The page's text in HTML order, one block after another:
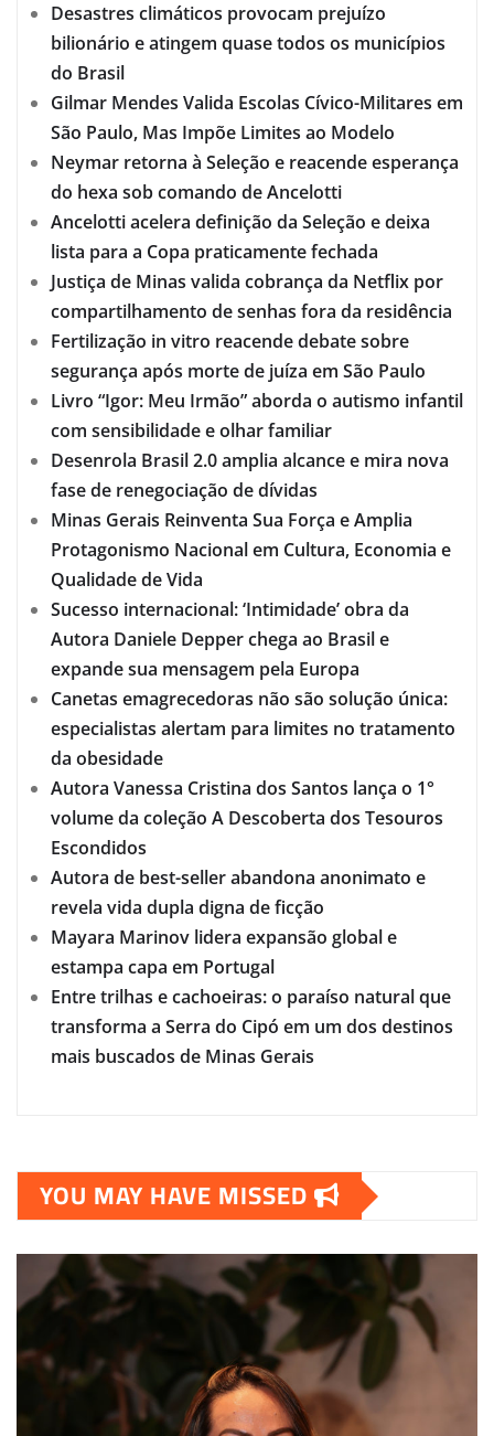
Desastres climáticos provocam prejuízo
bilionário e atingem quase todos os municípios
do Brasil
Gilmar Mendes Valida Escolas Cívico-Militares em
São Paulo, Mas Impõe Limites ao Modelo
Neymar retorna à Seleção e reacende esperança
do hexa sob comando de Ancelotti
Ancelotti acelera definição da Seleção e deixa
lista para a Copa praticamente fechada
Justiça de Minas valida cobrança da Netflix por
compartilhamento de senhas fora da residência
Fertilização in vitro reacende debate sobre
segurança após morte de juíza em São Paulo
Livro “Igor: Meu Irmão” aborda o autismo infantil
com sensibilidade e olhar familiar
Desenrola Brasil 2.0 amplia alcance e mira nova
fase de renegociação de dívidas
Minas Gerais Reinventa Sua Força e Amplia
Protagonismo Nacional em Cultura, Economia e
Qualidade de Vida
Sucesso internacional: ‘Intimidade’ obra da
Autora Daniele Depper chega ao Brasil e
expande sua mensagem pela Europa
Canetas emagrecedoras não são solução única:
especialistas alertam para limites no tratamento
da obesidade
Autora Vanessa Cristina dos Santos lança o 1°
volume da coleção A Descoberta dos Tesouros
Escondidos
Autora de best-seller abandona anonimato e
revela vida dupla digna de ficção
Mayara Marinov lidera expansão global e
estampa capa em Portugal
Entre trilhas e cachoeiras: o paraíso natural que
transforma a Serra do Cipó em um dos destinos
mais buscados de Minas Gerais
YOU MAY HAVE MISSED